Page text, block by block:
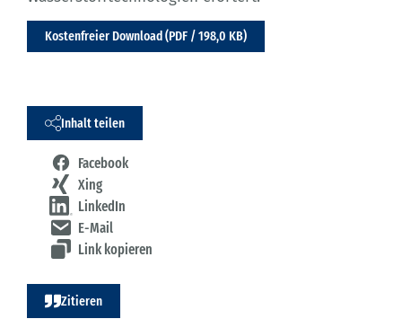
Kostenfreier Download (PDF / 198,0 KB)
Inhalt teilen
Facebook
Xing
LinkedIn
E-Mail
Link kopieren
Zitieren